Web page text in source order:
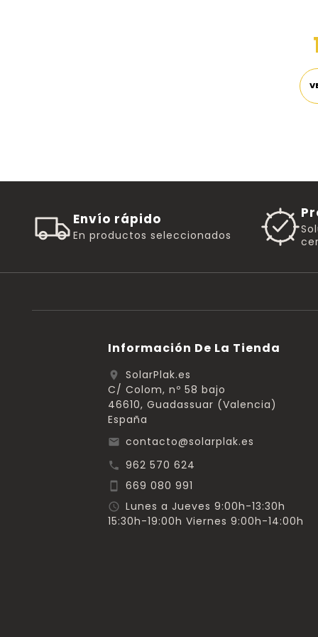
Envío rápido
En productos seleccionados
Información De La Tienda
location_on
SolarPlak.es
C/ Colom, nº 58 bajo
46610, Guadassuar (Valencia)
España
email contacto@solarplak.es
call 962 570 624
smartphone 669 080 991
schedule Lunes a Jueves 9:00h-13:30h
15:30h-19:00h Viernes 9:00h-14:00h